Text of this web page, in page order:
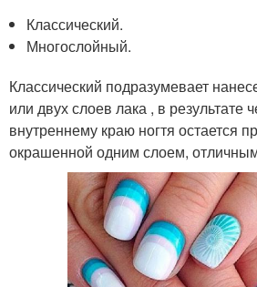
Классический.
Многослойный.
Классический подразумевает
или двух слоев лака , в результате
внутреннему краю ногтя остается
окрашенной одним слоем,